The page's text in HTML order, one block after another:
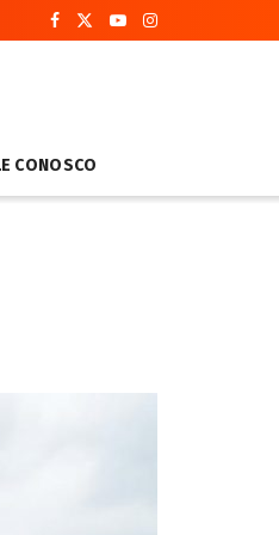
CONOSCO